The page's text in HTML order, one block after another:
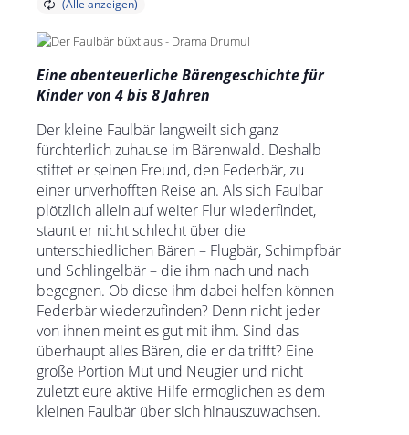
Eine abenteuerliche Bärengeschichte für
Kinder von 4 bis 8 Jahren
Der kleine Faulbär langweilt sich ganz
fürchterlich zuhause im Bärenwald. Deshalb
stiftet er seinen Freund, den Federbär, zu
einer unverhofften Reise an. Als sich Faulbär
plötzlich allein auf weiter Flur wiederfindet,
staunt er nicht schlecht über die
unterschiedlichen Bären – Flugbär, Schimpfbär
und Schlingelbär – die ihm nach und nach
begegnen. Ob diese ihm dabei helfen können
Federbär wiederzufinden? Denn nicht jeder
von ihnen meint es gut mit ihm. Sind das
überhaupt alles Bären, die er da trifft? Eine
große Portion Mut und Neugier und nicht
zuletzt eure aktive Hilfe ermöglichen es dem
kleinen Faulbär über sich hinauszuwachsen.